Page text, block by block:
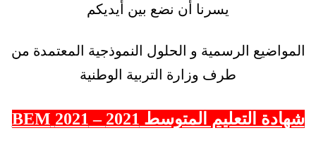
يسرنا أن نضع بين أيديكم
المواضيع الرسمية و الحلول النموذجية المعتمدة من
طرف وزارة التربية الوطنية
شهادة التعليم المتوسط 2021 – 2021 BEM